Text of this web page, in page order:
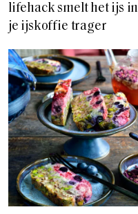
lifehack smelt het ijs in
je ijskoffie trager